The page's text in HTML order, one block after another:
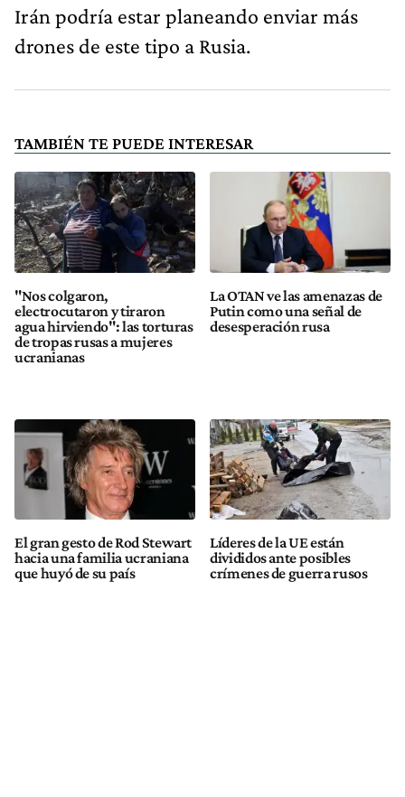
Irán podría estar planeando enviar más
drones de este tipo a Rusia.
TAMBIÉN TE PUEDE INTERESAR
"Nos colgaron,
electrocutaron y tiraron
agua hirviendo": las torturas
de tropas rusas a mujeres
ucranianas
La OTAN ve las amenazas de
Putin como una señal de
desesperación rusa
El gran gesto de Rod Stewart
hacia una familia ucraniana
que huyó de su país
Líderes de la UE están
divididos ante posibles
crímenes de guerra rusos